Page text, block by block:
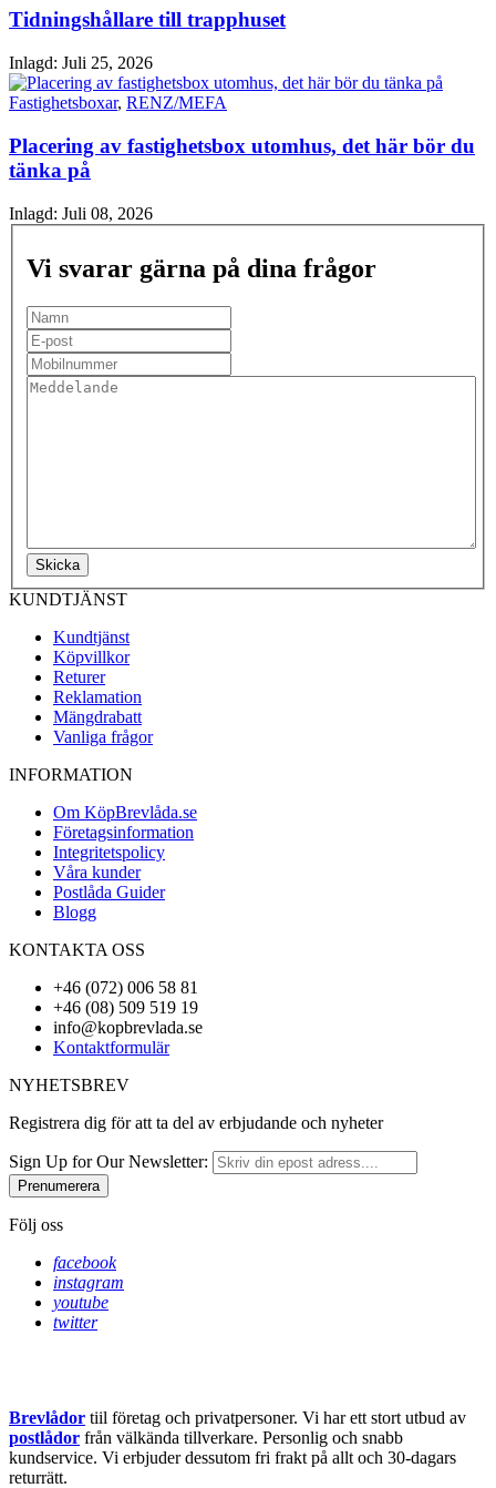
Tidningshållare till trapphuset
Inlagd: Juli 25, 2026
Fastighetsboxar, RENZ/MEFA
Placering av fastighetsbox utomhus, det här bör du
tänka på
Inlagd: Juli 08, 2026
Vi svarar gärna på dina frågor
Skicka
KUNDTJÄNST
Kundtjänst
Köpvillkor
Returer
Reklamation
Mängdrabatt
Vanliga frågor
INFORMATION
Om KöpBrevlåda.se
Företagsinformation
Integritetspolicy
Våra kunder
Postlåda Guider
Blogg
KONTAKTA OSS
+46 (072) 006 58 81
+46 (08) 509 519 19
info@kopbrevlada.se
Kontaktformulär
NYHETSBREV
Registrera dig för att ta del av erbjudande och nyheter
Sign Up for Our Newsletter:
Prenumerera
Följ oss
facebook
instagram
youtube
twitter
Brevlådor tiil företag och privatpersoner. Vi har ett stort utbud av
postlådor från välkända tillverkare. Personlig och snabb
kundservice. Vi erbjuder dessutom fri frakt på allt och 30-dagars
returrätt.